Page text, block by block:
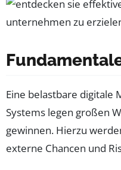
Eine belastbare digitale
Systems legen großen
gewinnen. Hierzu
externe Chancen und